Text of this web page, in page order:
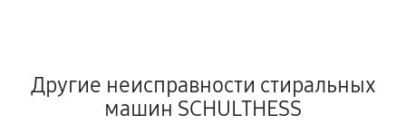
Другие неисправности стиральных
машин SCHULTHESS